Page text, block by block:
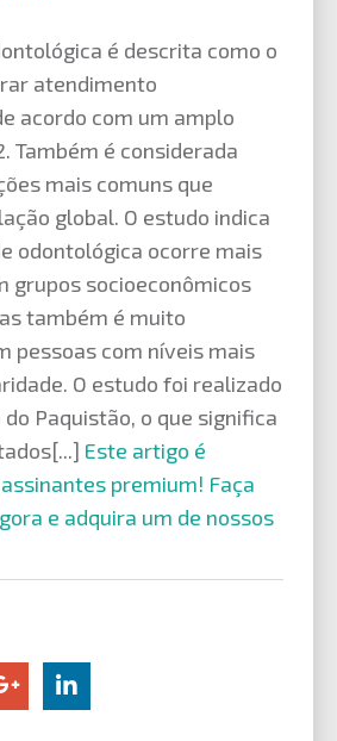
é descrita como o
atendimento
acordo com um amplo
Também é considerada
mais comuns que
global. O estudo indica
odontológica ocorre mais
grupos socioeconômicos
também é muito
pessoas com níveis mais
O estudo foi realizado
Paquistão, o que significa
Este artigo é
premium! Faça
e adquira um de nossos